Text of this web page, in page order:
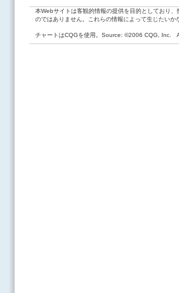
本Webサイトは客観的情報の提供を目的としており
のではありません。これらの情報によって生じたい
チャートはCQGを使用。Source: ©2006 CQG, Inc.